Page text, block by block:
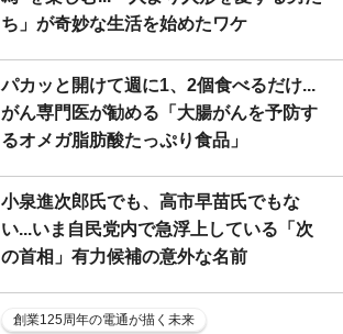
ち」が奇妙な生活を始めたワケ
パカッと開けて週に1、2個食べるだけ...
がん専門医が勧める「大腸がんを予防す
るオメガ脂肪酸たっぷり食品」
小泉進次郎氏でも、高市早苗氏でもな
い...いま自民党内で急浮上している「次
の首相」有力候補の意外な名前
創業125周年の電通が描く未来